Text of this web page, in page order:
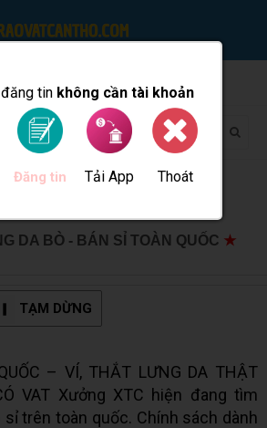
tin không cần tài khoản
Đăng tin Tải App Thoát
DA BÒ - BÁN SỈ TOÀN QUỐC ★
TẠM DỪNG
– VÍ, THẮT LƯNG DA THẬT
VAT Xưởng XTC hiện đang tìm
trên toàn quốc. Chính sách dành